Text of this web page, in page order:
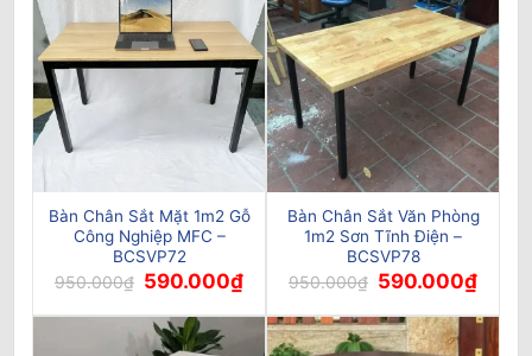
Bàn Chân Sắt Mặt 1m2 Gỗ
Công Nghiệp MFC –
BCSVP72
950.000₫ Giá
gốc
là:
950.000₫.
590.000₫Giá
tại
590.000₫.
Bàn Chân Sắt Văn Phòng
1m2 Sơn Tĩnh Điện –
BCSVP78
950.000₫ Giá
gốc
là:
950.000₫.
590.000₫Giá
tại
là: